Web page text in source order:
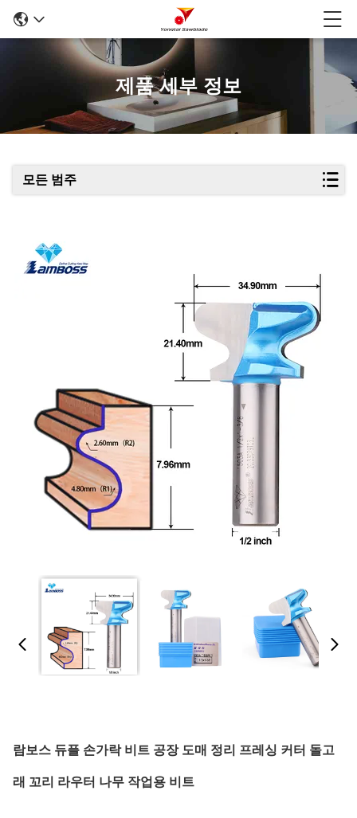
제품 세부 정보
모든 범주
람보스 듀플 손가락 비트 공장 도매 정리 프레싱 커터 돌고
래 꼬리 라우터 나무 작업용 비트